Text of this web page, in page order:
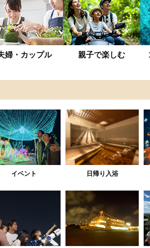
婦・カップル 親子で楽しむ
イベント 日帰り入浴